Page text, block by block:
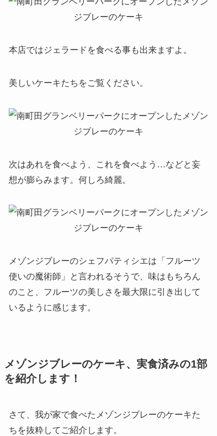
本店ではジェラードを食べる事も出来ますよ。
美しいケーキたちをご覧ください。
次はあれを食べよう、これを食べよう…などと妄
想が膨らみます。何しろ綺麗。
メゾンジブレーのシェフパティシエは「フルーツ
使いの魔術師」と言われるそうで、味はもちろん
のこと、フルーツの美しさを最大限に引き出して
いるように感じます。
メゾンジブレーのケーキ、実食済みの1部
を紹介します！
さて、我が家で食べたメゾンジブレーのケーキた
ちを抜粋してご紹介します。